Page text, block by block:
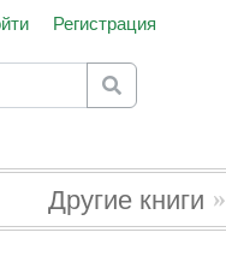
Регистрация
Другие книги